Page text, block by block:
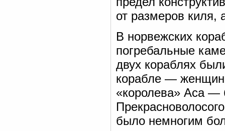
от размеров киля,
В норвежских
погребальные
двух кораблях
корабле —
«королева» Аса —
было немногим